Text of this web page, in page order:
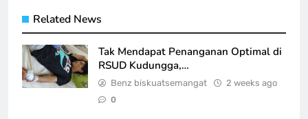
Related News
Tak Mendapat Penanganan Optimal di
RSUD Kudungga,…
Benz biskuatsemangat 2 weeks ago
0